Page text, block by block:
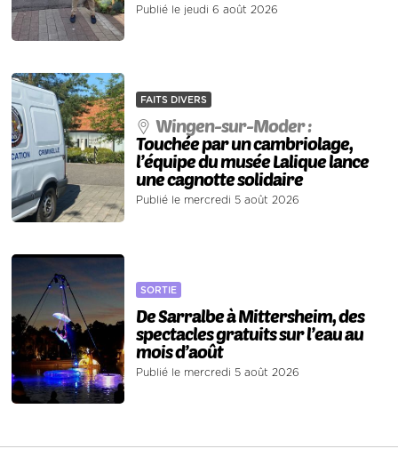
Publié le jeudi 6 août 2026
FAITS DIVERS
Wingen-sur-Moder :
Touchée par un cambriolage,
l’équipe du musée Lalique lance
une cagnotte solidaire
Publié le mercredi 5 août 2026
SORTIE
De Sarralbe à Mittersheim, des
spectacles gratuits sur l’eau au
mois d’août
Publié le mercredi 5 août 2026